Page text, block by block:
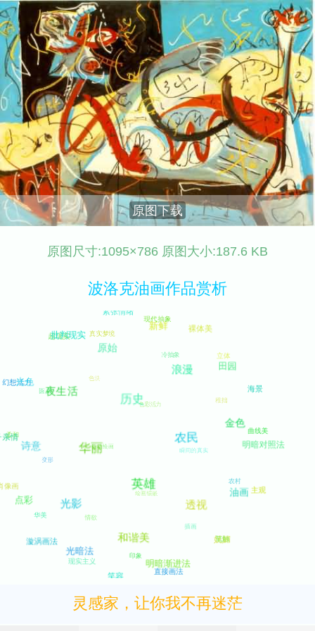
原图下载
原图尺寸:1095×786 原图大小:187.6 KB
波洛克油画作品赏析
灵感家，让你我不再迷茫